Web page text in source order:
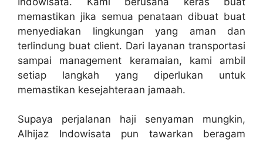
memastikan jika semua penataan dibuat buat
menyediakan lingkungan yang aman dan
terlindung buat client. Dari layanan transportasi
sampai management keramaian, kami ambil
setiap langkah yang diperlukan untuk
memastikan kesejahteraan jamaah.
Supaya perjalanan haji senyaman mungkin,
Alhijaz Indowisata pun tawarkan beragam